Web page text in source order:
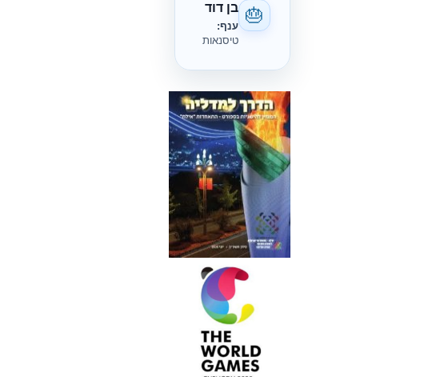
🎂 בן דוד
ענף:
טיסנאות